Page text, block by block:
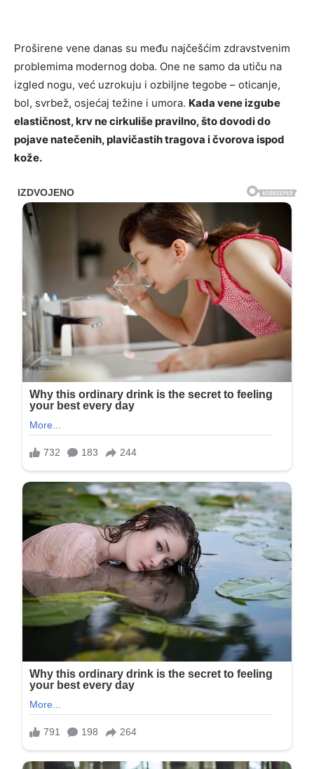
Proširene vene danas su među najčešćim zdravstvenim
problemima modernog doba. One ne samo da utiču na
izgled nogu, već uzrokuju i ozbiljne tegobe – oticanje,
bol, svrbež, osjećaj težine i umora. Kada vene izgube
elastičnost, krv ne cirkuliše pravilno, što dovodi do
pojave natečenih, plavičastih tragova i čvorova ispod
kože.